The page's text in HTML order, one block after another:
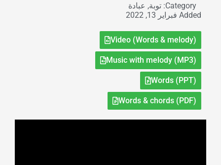
Category: توبة, عبادة
Added فبراير 13, 2022
Video (Words & melody)
Music with melody (MP3)
Words (PPT)
Words & chords (PDF)